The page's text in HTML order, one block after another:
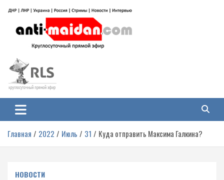
содержимому
Антимайдан: Гражданская война
на Украине
гражданской войне на Украине, включая события в Новороссии, ДНР,
ЛНР и других регионах.
Главная 2022 Июль 31 Куда отправить Максима Галкина?
НОВОСТИ